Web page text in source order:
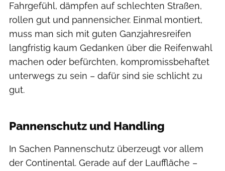
Fahrgefühl, dämpfen auf schlechten Straßen,
rollen gut und pannensicher. Einmal montiert,
muss man sich mit guten Ganzjahresreifen
langfristig kaum Gedanken über die Reifenwahl
machen oder befürchten, kompromissbehaftet
unterwegs zu sein – dafür sind sie schlicht zu
gut.
Pannenschutz und Handling
In Sachen Pannenschutz überzeugt vor allem
der Continental. Gerade auf der Lauffläche –